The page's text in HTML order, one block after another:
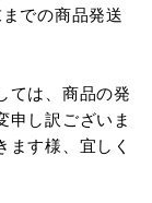
での商品発送
ては、商品の発
申し訳ございま
す様、宜しく